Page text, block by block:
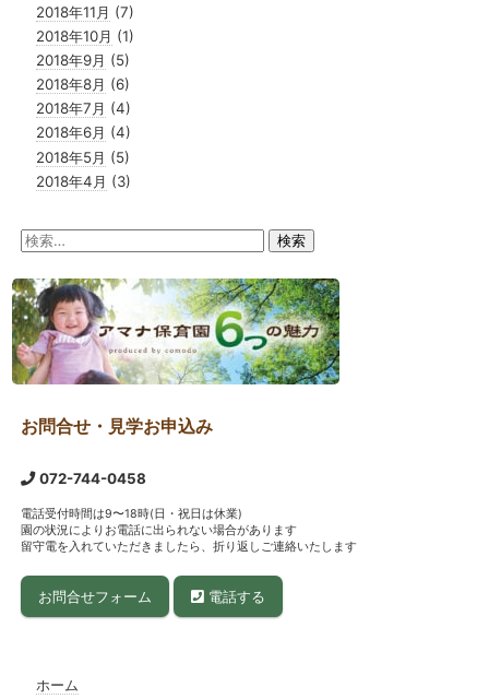
2018年11月 (7)
2018年10月 (1)
2018年9月 (5)
2018年8月 (6)
2018年7月 (4)
2018年6月 (4)
2018年5月 (5)
2018年4月 (3)
検
お問合せ・見学お申込み
072-744-0458
電話受付時間は9〜18時(日・祝日は休業)
園の状況によりお電話に出られない場合があります
留守電を入れていただきましたら、折り返しご連絡いたします
お問合せフォーム 電話する
ホーム